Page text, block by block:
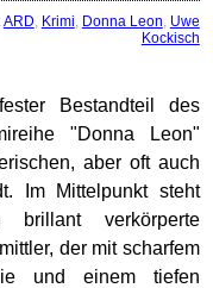
ARD, Krimi, Donna Leon, Uwe
Kockisch
Bestandteil des
"Donna Leon"
aber oft auch
Im Mittelpunkt steht
verkörperte
der mit scharfem
und einem tiefen